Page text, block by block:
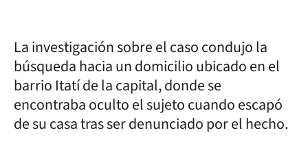
La investigación sobre el caso condujo la
búsqueda hacia un domicilio ubicado en el
barrio Itatí de la capital, donde se
encontraba oculto el sujeto cuando escapó
de su casa tras ser denunciado por el hecho.